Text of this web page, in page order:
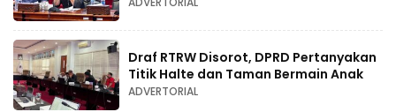
Draf RTRW Disorot, DPRD Pertanyakan
Titik Halte dan Taman Bermain Anak
ADVERTORIAL